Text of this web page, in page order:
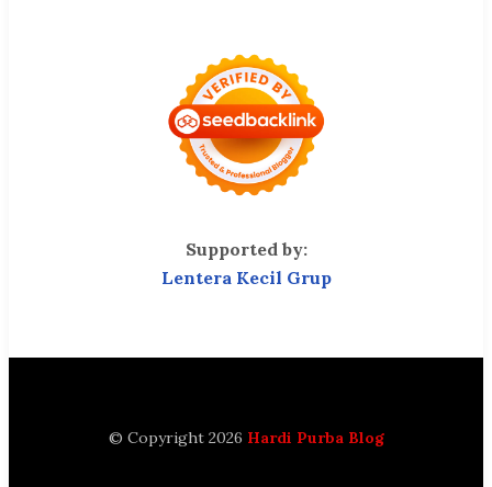
Supported by:
Lentera Kecil Grup
© Copyright 2026 Hardi Purba Blog